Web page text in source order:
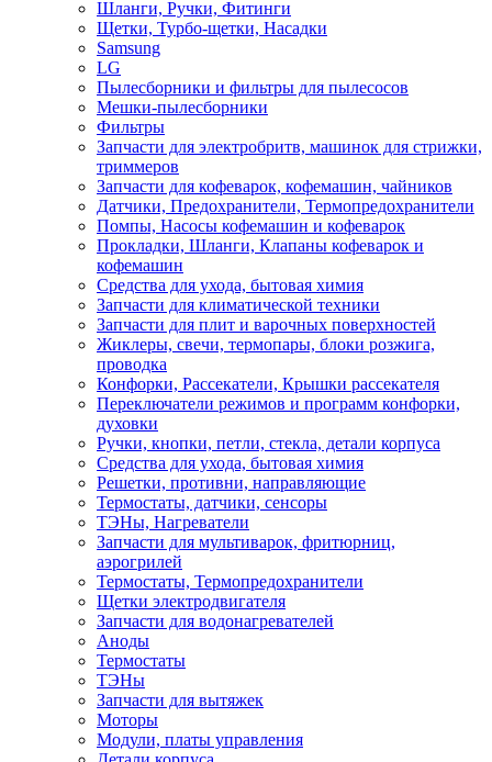
Шланги, Ручки, Фитинги
Щетки, Турбо-щетки, Насадки
Samsung
LG
Пылесборники и фильтры для пылесосов
Мешки-пылесборники
Фильтры
Запчасти для электробритв, машинок для стрижки,
триммеров
Запчасти для кофеварок, кофемашин, чайников
Датчики, Предохранители, Термопредохранители
Помпы, Насосы кофемашин и кофеварок
Прокладки, Шланги, Клапаны кофеварок и
кофемашин
Средства для ухода, бытовая химия
Запчасти для климатической техники
Запчасти для плит и варочных поверхностей
Жиклеры, свечи, термопары, блоки розжига,
проводка
Конфорки, Рассекатели, Крышки рассекателя
Переключатели режимов и программ конфорки,
духовки
Ручки, кнопки, петли, стекла, детали корпуса
Средства для ухода, бытовая химия
Решетки, противни, направляющие
Термостаты, датчики, сенсоры
ТЭНы, Нагреватели
Запчасти для мультиварок, фритюрниц,
аэрогрилей
Термостаты, Термопредохранители
Щетки электродвигателя
Запчасти для водонагревателей
Аноды
Термостаты
ТЭНы
Запчасти для вытяжек
Моторы
Модули, платы управления